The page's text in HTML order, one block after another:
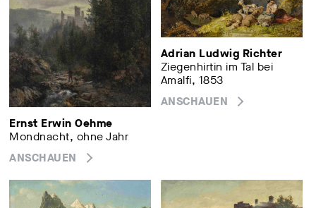
Ernst Erwin Oehme
Mondnacht, ohne Jahr
ANSCHAUEN
Adrian Ludwig Richter
Ziegenhirtin im Tal bei
Amalfi, 1853
ANSCHAUEN